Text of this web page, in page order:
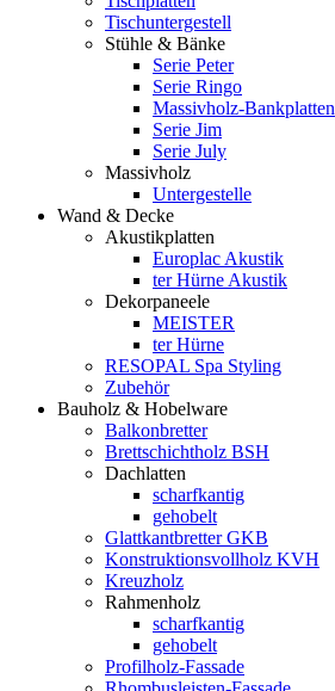
Tischuntergestell
Stühle & Bänke
Serie Peter
Serie Ringo
Massivholz-Bankplatten
Serie Jim
Serie July
Massivholz
Untergestelle
Wand & Decke
Akustikplatten
Europlac Akustik
ter Hürne Akustik
Dekorpaneele
MEISTER
ter Hürne
RESOPAL Spa Styling
Zubehör
Bauholz & Hobelware
Balkonbretter
Brettschichtholz BSH
Dachlatten
scharfkantig
gehobelt
Glattkantbretter GKB
Konstruktionsvollholz KVH
Kreuzholz
Rahmenholz
scharfkantig
gehobelt
Profilholz-Fassade